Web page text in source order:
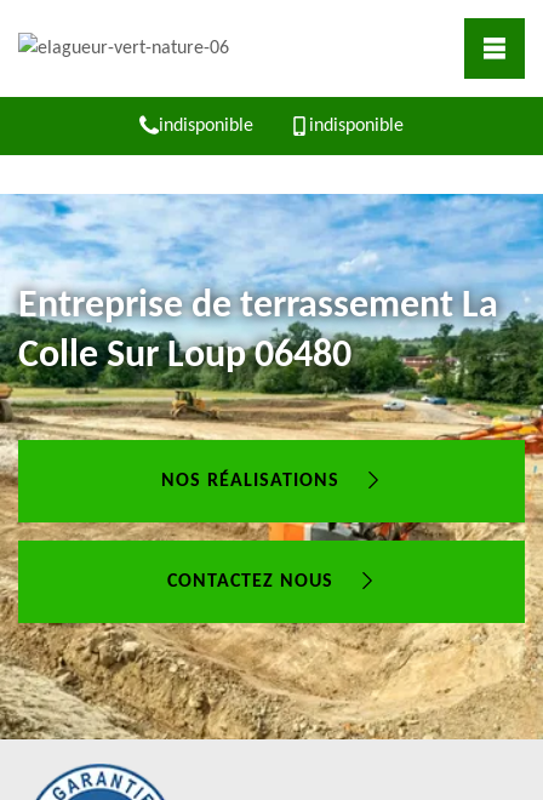
indisponible indisponible
Entreprise de terrassement La
Colle Sur Loup 06480
NOS RÉALISATIONS
CONTACTEZ NOUS